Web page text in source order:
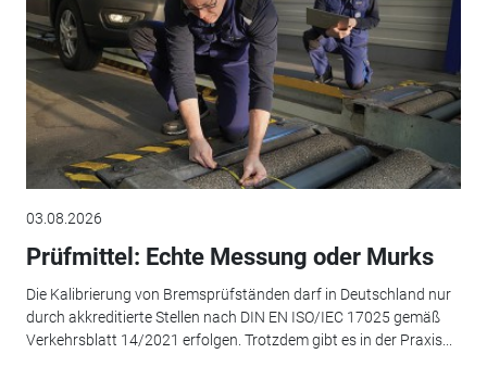
03.08.2026
Prüfmittel: Echte Messung oder Murks
Die Kalibrierung von Bremsprüfständen darf in Deutschland nur
durch akkreditierte Stellen nach DIN EN ISO/IEC 17025 gemäß
Verkehrsblatt 14/2021 erfolgen. Trotzdem gibt es in der Praxis...